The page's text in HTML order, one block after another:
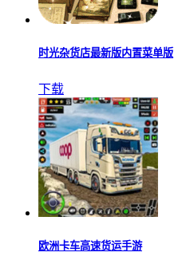
时光杂货店最新版内置菜单版
下载
欧洲卡车高速货运手游